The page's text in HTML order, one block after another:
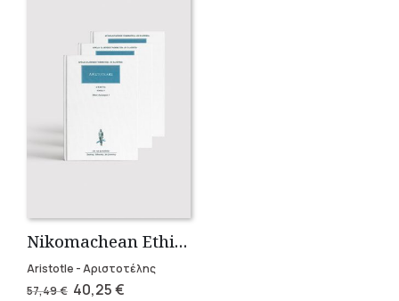
Nikomachean Ethics (3 volumes)
Aristotle - Αριστοτέλης
57,49€ Original
40,25€Current